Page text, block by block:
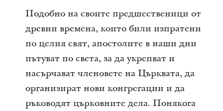
Подобно на своите предшественици от
древни времена, които били изпратени
по целия свят, апостолите в наши дни
пътуват по света, за да укрепват и
насърчават членовете на Църквата, да
организират нови конгрегации и да
ръководят църковните дела. Понякога